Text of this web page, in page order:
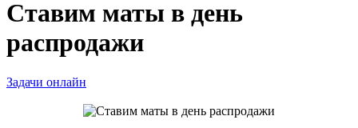
Ставим маты в день
распродажи
Задачи онлайн